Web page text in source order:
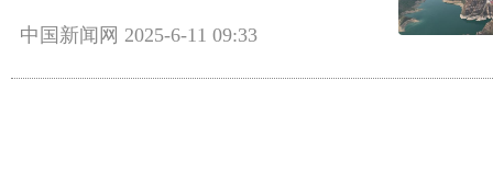
中国新闻网 2025-6-11 09:33